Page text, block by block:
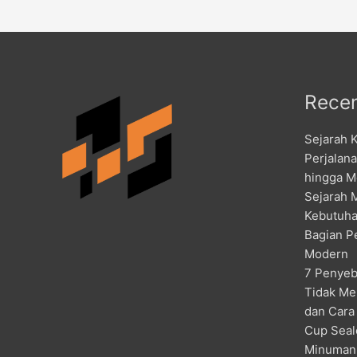
Sejarah
hingga
Sejarah
Bagian
Modern
7
Tidak
dan
Cup